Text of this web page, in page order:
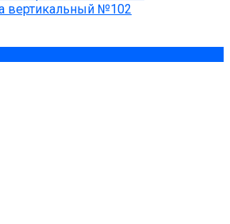
вертикальный №102